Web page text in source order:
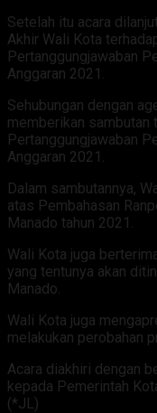
Setelah itu acara
Akhir Wali Kota
Pertanggungjawaban
Anggaran 2021.
Sehubungan dengan
memberikan sambutan
Pertanggungjawaban
Anggaran 2021.
Dalam sambutannya,
atas Pembahasan
Manado tahun 2021.
Wali Kota juga
yang tentunya akan
Manado.
Wali Kota juga
melakukan perobahan
Acara diakhiri dengan
kepada Pemerintah
(*JL)